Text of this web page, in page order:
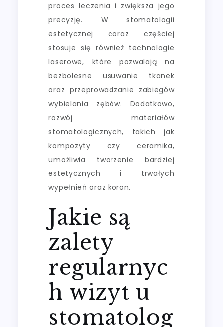
proces leczenia i zwiększa jego
precyzję. W stomatologii
estetycznej coraz częściej
stosuje się również technologie
laserowe, które pozwalają na
bezbolesne usuwanie tkanek
oraz przeprowadzanie zabiegów
wybielania zębów. Dodatkowo,
rozwój materiałów
stomatologicznych, takich jak
kompozyty czy ceramika,
umożliwia tworzenie bardziej
estetycznych i trwałych
wypełnień oraz koron.
Jakie są
zalety
regularnyc
h wizyt u
stomatolog